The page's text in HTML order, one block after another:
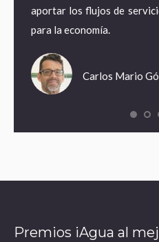
aportar los flujos de
para la economía.
Carlos Mario
Premios iAgua al